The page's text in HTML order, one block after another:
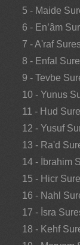
5 - Maide
6 - En’âm
7 - A'raf
8 - Enfal
9 - Tevbe
10 - Yunus
11 - Hud
12 - Yusuf
13 - Ra'd
14 - İbrahim
15 - Hicr
16 - Nahl
17 - İsra
18 - Kehf